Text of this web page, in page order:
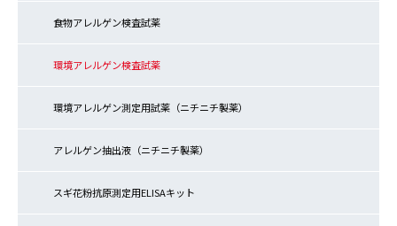
食物アレルゲン検査試薬
環境アレルゲン検査試薬
環境アレルゲン測定用試薬（ニチニチ製薬）
アレルゲン抽出液（ニチニチ製薬）
スギ花粉抗原測定用ELISAキット